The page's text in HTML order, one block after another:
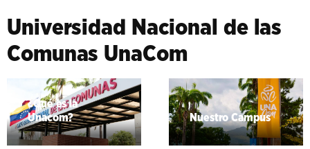
Universidad Nacional de las
Comunas UnaCom
¿Qué es la
Unacom?
Nuestro Campus